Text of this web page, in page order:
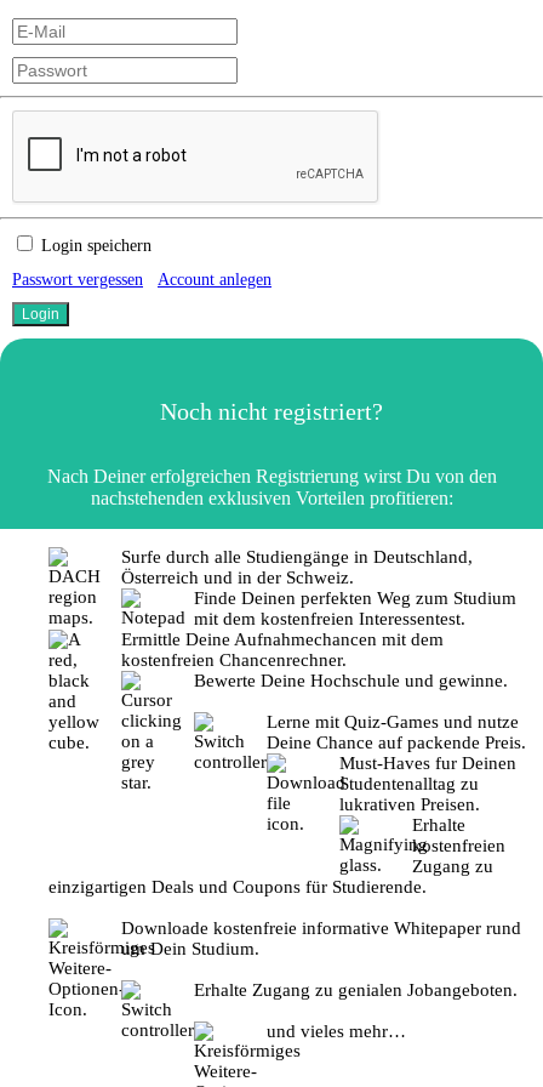
Login speichern
Passwort vergessen
Account anlegen
Noch nicht registriert?
Nach Deiner erfolgreichen Registrierung wirst Du von den
nachstehenden exklusiven Vorteilen profitieren:
Surfe durch alle Studiengänge in Deutschland,
Österreich und in der Schweiz.
Finde Deinen perfekten Weg zum Studium
mit dem kostenfreien Interessentest.
Ermittle Deine Aufnahmechancen mit dem
kostenfreien Chancenrechner.
Bewerte Deine Hochschule und gewinne.
Lerne mit Quiz-Games und nutze
Deine Chance auf packende Preis.
Must-Haves fur Deinen
Studentenalltag zu
lukrativen Preisen.
Erhalte
kostenfreien
Zugang zu
einzigartigen Deals und Coupons für Studierende.
Downloade kostenfreie informative Whitepaper rund
um Dein Studium.
Erhalte Zugang zu genialen Jobangeboten.
und vieles mehr…